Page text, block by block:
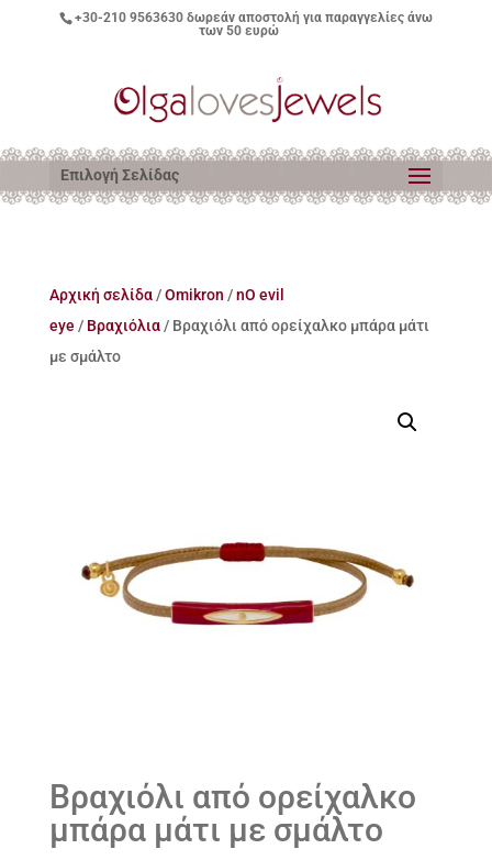
+30-210 9563630δωρεάν αποστολή για παραγγελίες άνω
των 50 ευρώ
Επιλογή Σελίδας
Αρχική σελίδα/Omikron /nO evil
eye / Βραχιόλια/ Βραχιόλι από ορείχαλκο μπάρα μάτι
με σμάλτο
Βραχιόλι από ορείχαλκο
μπάρα μάτι με σμάλτο